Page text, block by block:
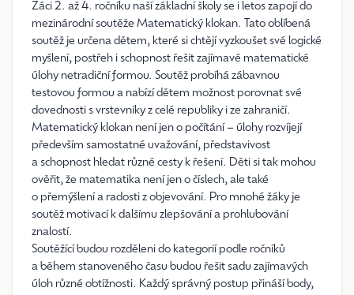
Žáci 2. až 4. ročníku naší základní školy se i letos zapojí do
mezinárodní soutěže Matematický klokan. Tato oblíbená
soutěž je určena dětem, které si chtějí vyzkoušet své logické
myšlení, postřeh i schopnost řešit zajímavé matematické
úlohy netradiční formou. Soutěž probíhá zábavnou
testovou formou a nabízí dětem možnost porovnat své
dovednosti s vrstevníky z celé republiky i ze zahraničí.
Matematický klokan není jen o počítání – úlohy rozvíjejí
především samostatné uvažování, představivost
a schopnost hledat různé cesty k řešení. Děti si tak mohou
ověřit, že matematika není jen o číslech, ale také
o přemýšlení a radosti z objevování. Pro mnohé žáky je
soutěž motivací k dalšímu zlepšování a prohlubování
znalostí.
Soutěžící budou rozděleni do kategorií podle ročníků
a během stanoveného času budou řešit sadu zajímavých
úloh různé obtížnosti. Každý správný postup přináší body,